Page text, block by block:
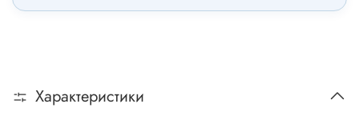
Характеристики